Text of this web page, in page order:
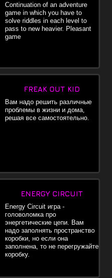
Continuation of an adventure
game in which you have to
solve riddles in each level to
pass to new heavier. Pleasant
game
FREAK OUT KID
Вам надо решить различные
проблемы в жизни и дома,
решая все самостоятельно.
ENERGY CIRCUIT
Energy Circuit игра -
головоломка про
энергетические цепи. Вам
надо заполнять пространство
коробки, но если она
заполнена, то не перегружайте
коробку.